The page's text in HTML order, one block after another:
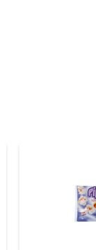
abrir o pacote
qualquer
que não
é
Prepare-